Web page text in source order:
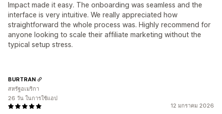
Impact made it easy. The onboarding was seamless and the
interface is very intuitive. We really appreciated how
straightforward the whole process was. Highly recommend for
anyone looking to scale their affiliate marketing without the
typical setup stress.
12 มกราคม 2026
BURTRAN
สหรัฐอเมริกา
26 วัน ในการใช้แอป